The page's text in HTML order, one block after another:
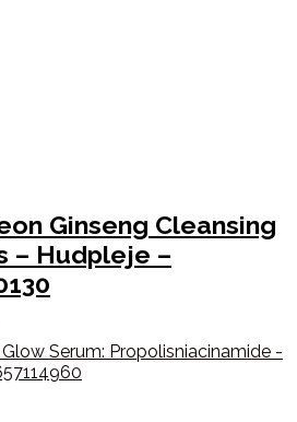
Ginseng Cleansing
– Hudpleje –